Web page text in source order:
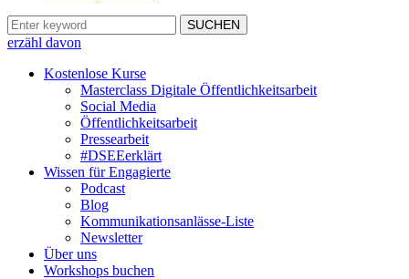
erzähl davon
Kostenlose Kurse
Masterclass Digitale Öffentlichkeitsarbeit
Social Media
Öffentlichkeitsarbeit
Pressearbeit
#DSEEerklärt
Wissen für Engagierte
Podcast
Blog
Kommunikationsanlässe-Liste
Newsletter
Über uns
Workshops buchen